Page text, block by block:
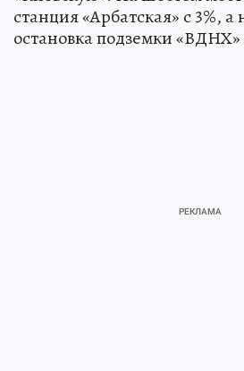
станция «Арбатская» с 3%,
остановка подземки «ВДНХ»